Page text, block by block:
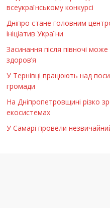
всеукраїнському конкурсі
Дніпро стане головним
ініціатив України
Засинання після півночі
здоров’я
У Тернівці працюють над
громади
На Дніпропетровщині різко
екосистемах
У Самарі провели